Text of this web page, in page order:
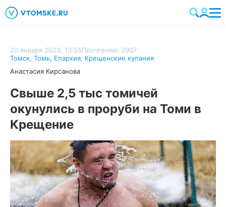
20 января 2023, 13:55Прочтений: 2907
Томск, Томь, Епархия, Крещенские купания
Анастасия Кирсанова
Свыше 2,5 тыс томичей
окунулись в проруби на Томи в
Крещение